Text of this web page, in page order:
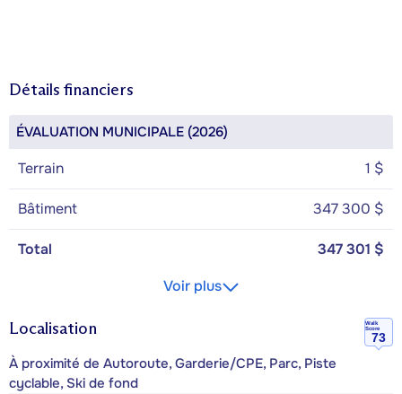
Détails financiers
ÉVALUATION MUNICIPALE (2026)
Terrain 1 $
Bâtiment 347 300 $
Total
347 301 $
Voir plus
Localisation
Walk
Score
73
À proximité de Autoroute, Garderie/CPE, Parc, Piste
cyclable, Ski de fond